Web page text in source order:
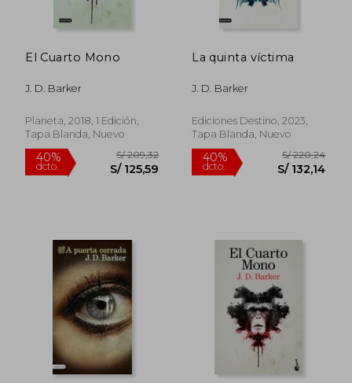
55%
dcto. S/ 109,56
55%
dcto.
El Cuarto Mono
J. D. Barker
Planeta, 2018, 1 Edición,
Tapa Blanda, Nuevo
La quinta víctima
J. D. Barker
Ediciones Destino, 2023,
Tapa Blanda, Nuevo